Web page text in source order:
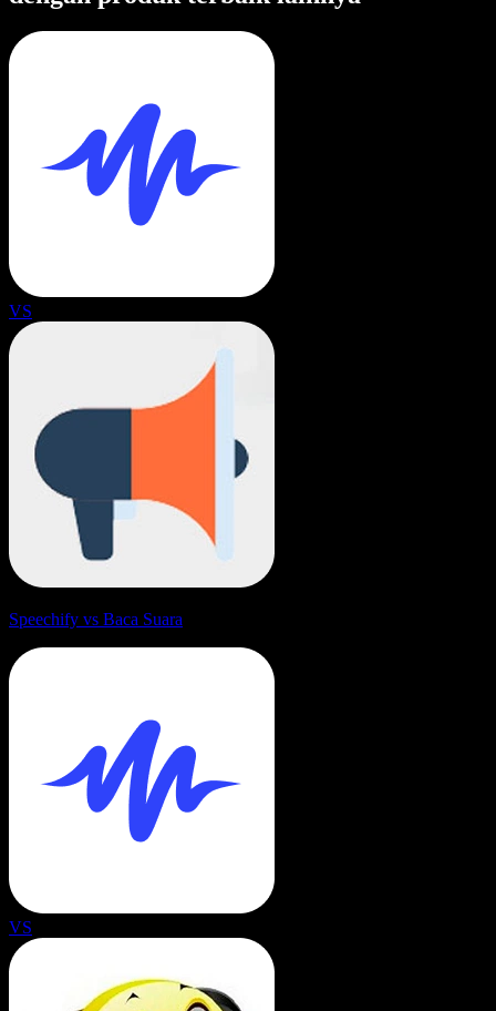
VS
Speechify vs Baca Suara
VS